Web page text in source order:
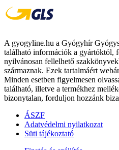
A gyogyline.hu a Gyógyhír
található információk a gyártóktól,
nyilvánosan fellelhető
származnak. Ezek tartalmáért
Minden esetben figyelmesen
található, illetve a termékhez
bizonytalan, forduljon hozzánk
ÁSZF
Adatvédelmi nyilatkozat
Süti tájékoztató